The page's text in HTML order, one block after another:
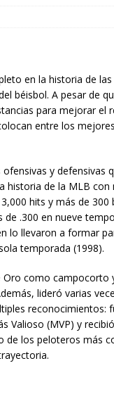
en la historia de las
béisbol. A pesar de
para mejorar el
entre los
y defensivas
historia de la MLB con
hits y más de 300
.300 en nueve
lo llevaron a formar
temporada (1998).
Oro como campocorto
lideró varias
reconocimientos:
Valioso (MVP) y
de los peloteros más